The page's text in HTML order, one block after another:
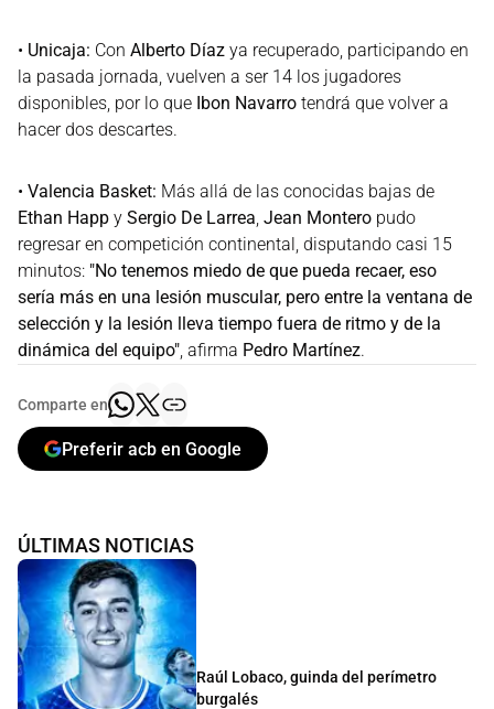
• Unicaja: Con Alberto Díaz ya recuperado, participando en
la pasada jornada, vuelven a ser 14 los jugadores
disponibles, por lo que Ibon Navarro tendrá que volver a
hacer dos descartes.
• Valencia Basket: Más allá de las conocidas bajas de
Ethan Happ y Sergio De Larrea, Jean Montero pudo
regresar en competición continental, disputando casi 15
minutos: "No tenemos miedo de que pueda recaer, eso
sería más en una lesión muscular, pero entre la ventana de
selección y la lesión lleva tiempo fuera de ritmo y de la
dinámica del equipo", afirma Pedro Martínez.
Comparte en
Preferir acb en Google
ÚLTIMAS NOTICIAS
Raúl Lobaco, guinda del perímetro
burgalés